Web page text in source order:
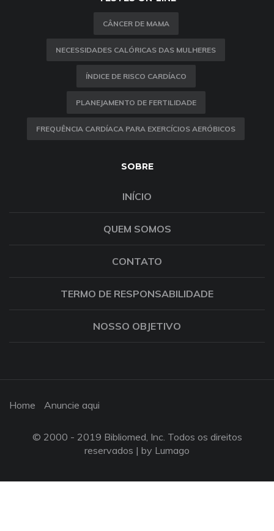
CÂNCER DE MAMA
NECESSIDADES CALÓRICAS DAS MULHERES
ÍNDICE DE RISCO CARDÍACO
PLANEJAMENTO DE FERTILIDADE
FREQUÊNCIA CARDÍACA PARA EXERCÍCIOS AERÓBICOS
SOBRE
INÍCIO
QUEM SOMOS
CONTATO
TERMO DE RESPONSABILIDADE
NOSSO OBJETIVO
Home Anuncie aqui
© 2000 - 2019 Bibliomed, Inc. Todos os direitos
reservados | by Lumago